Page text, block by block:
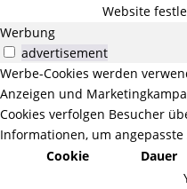
Website
Werbung
advertisement
Werbe-Cookies werden
Anzeigen und
Cookies verfolgen Besucher
Informationen, um
Cookie
Dauer